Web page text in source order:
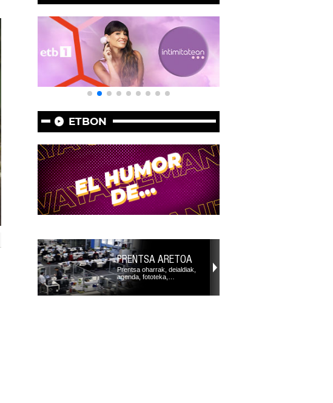
ETBON
PRENTSA ARETOA
Prentsa oharrak, deialdiak,
agenda, fototeka,…